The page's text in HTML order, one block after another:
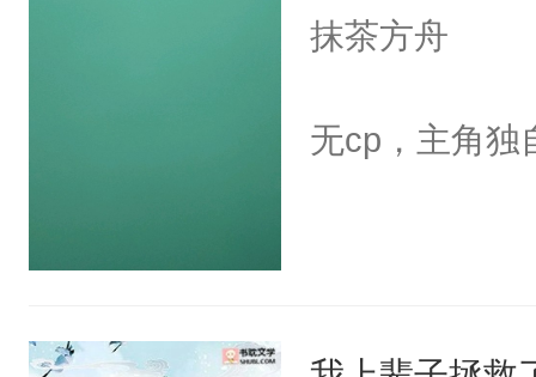
凌，帮助女主
有血缘的弟弟
不喜欢我，是
的。本文是万
抹茶方舟
无cp，主角独